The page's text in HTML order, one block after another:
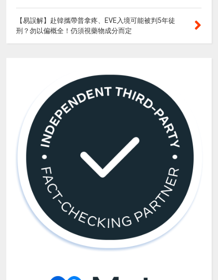
【易誤解】赴韓攜帶普拿疼、EVE入境可能被判5年徒
刑？勿以偏概全！仍須視藥物成分而定